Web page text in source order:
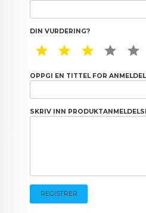
DIN VURDERING?
1 STAR2 STAR3 STAR
4
OPPGI EN TITTEL FOR
SKRIV INN